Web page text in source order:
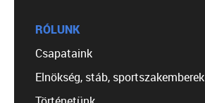
RÓLUNK
Csapataink
Elnökség, stáb, sportszakemberek